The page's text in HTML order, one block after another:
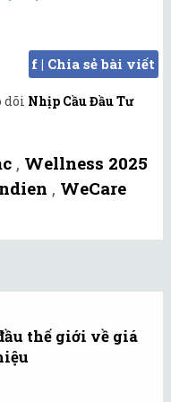
f | Chia sẻ bài viết
dõi Nhịp Cầu Đầu Tư
, Wellness 2025
, WeCare
thế giới về giá